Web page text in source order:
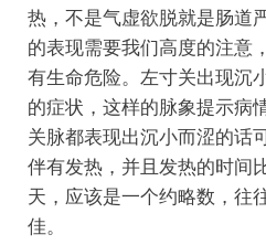
热，不是气虚欲脱就是肠道
的表现需要我们高度的注意
有生命危险。左寸关出现沉
的症状，这样的脉象提示病
关脉都表现出沉小而涩的话
伴有发热，并且发热的时间
天，应该是一个约略数，往
佳。